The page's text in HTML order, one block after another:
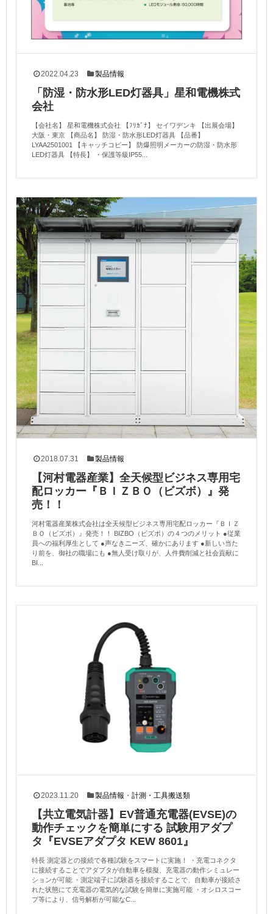
2022.04.23 製品情報
「防湿・防水形LED灯器具」星和電機株式
会社
【会社名】 星和電機株式会社 【ﾌﾘｶﾞﾅ】 セイワデンキ 【出展会場】
大阪・東京 【商品名】 防湿・防水形LED灯器具 【品番】
LYAA2501001 【キャッチコピー】 防爆照明メーカーの防湿・防水形
LED灯器具 【特長】 ・保護等級IP55...
2018.07.31 製品情報
【河村電器産業】全天候型ビジネス専用宅
配ロッカー『ＢＩＺＢＯ（ビズボ）』発
売！！
河村電器産業株式会社は全天候型ビジネス専用宅配ロッカー『ＢＩＺ
ＢＯ（ビズボ）』発売！！ BIZBO（ビズボ）の４つのメリット ●従業
員への福利厚生として ●声なきニーズ、確かにあります ●新しい当た
り前を、御社の職場にも ●無人受け取りが、人件費削減と社会貢献に
BI...
2023.11.20 製品情報 ・計測・工具搬送類
【共立電気計器】EV普通充電器(EVSE)の
動作チェックを簡単にする 試験用アダプ
タ『EVSEアダプタ KEW 8601』
特長 測定器との接続で各種試験をスマートに実施！ ・充電コネクタ
に接続することでアダプタが自動車を模擬、充電器の動作シミュレー
ションが可能 ・測定端子に試験器を接続することで、自動車が接続さ
れた状態にて充電器の電気的な試験を簡単に実施可能 ・オシロスコー
プ等により、信号解析が可能なC...